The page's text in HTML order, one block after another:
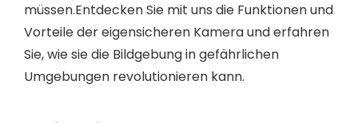
müssen.Entdecken Sie mit uns die Funktionen und
Vorteile der eigensicheren Kamera und erfahren
Sie, wie sie die Bildgebung in gefährlichen
Umgebungen revolutionieren kann.